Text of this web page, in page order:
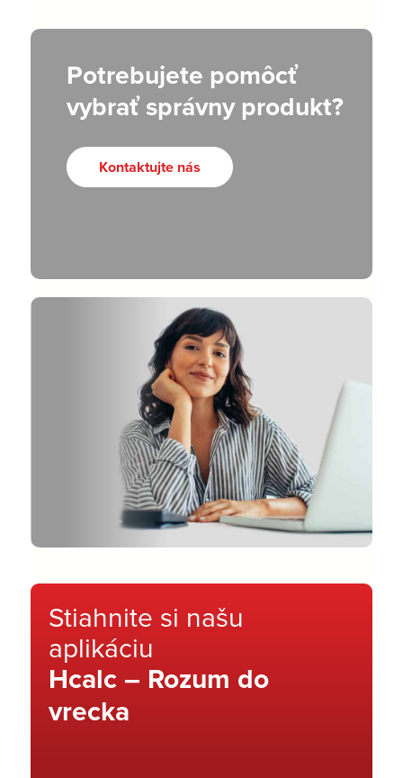
Potrebujete pomôcť
vybrať správny produkt?
Kontaktujte nás
Stiahnite si našu
aplikáciu
Hcalc – Rozum do
vrecka